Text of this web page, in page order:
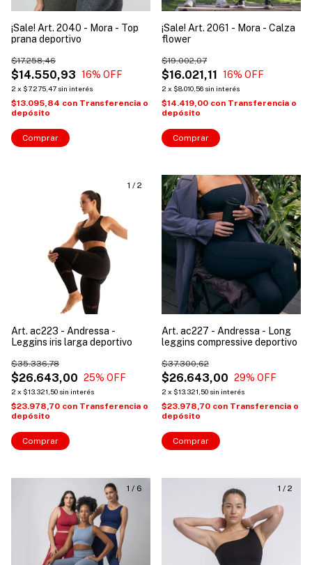
¡Sale! Art. 2040 - Mora - Top
prana deportivo
$14.550,93
$17.258,46
16% OFF
2 x $7.275,47 sin interés
$13.095,84 con Transferencia o
depósito
Comprar
¡Sale! Art. 2061 - Mora - Calza
flower
$16.021,11
$19.002,07
16% OFF
2 x $8.010,56 sin interés
$14.419,00 con Transferencia o
depósito
Comprar
1 / 2
Art. ac223 - Andressa -
Leggins iris larga deportivo
$26.643,00
$35.336,78
25% OFF
2 x $13.321,50 sin interés
$23.978,70 con Transferencia o
depósito
Comprar
1/2
Art. ac227 - Andressa - Long
leggins compressive deportivo
$26.643,00
$37.300,62
29% OFF
2 x $13.321,50 sin interés
$23.978,70 con Transferencia o
depósito
Comprar
1 / 6 1 / 2